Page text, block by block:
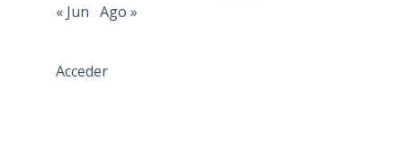
« Jun Ago »
Acceder